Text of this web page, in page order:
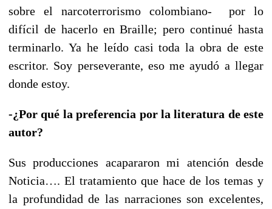
sobre el narcoterrorismo colombiano- por lo
difícil de hacerlo en Braille; pero continué hasta
terminarlo. Ya he leído casi toda la obra de este
escritor. Soy perseverante, eso me ayudó a llegar
donde estoy.
-¿Por qué la preferencia por la literatura de este
autor?
Sus producciones acapararon mi atención desde
Noticia…. El tratamiento que hace de los temas y
la profundidad de las narraciones son excelentes,